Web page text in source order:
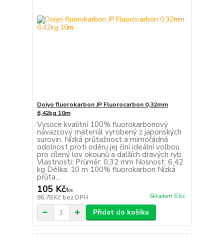
Doiyo fluorokarbon JP Fluorocarbon 0,32mm
6,42kg 10m
Vysoce kvalitní 100% fluorokarbonový
návazcový materiál vyrobený z japonských
surovin. Nízká průtažnost a mimořádná
odolnost proti oděru jej činí ideální volbou
pro cílený lov okounů a dalších dravých ryb.
Vlastnosti: Průměr: 0,32 mm Nosnost: 6,42
kg Délka: 10 m 100% fluorokarbon Nízká
průta...
105 Kč/ks
86,78 Kč bez DPH Skladem 6 ks
Přidat do košíku